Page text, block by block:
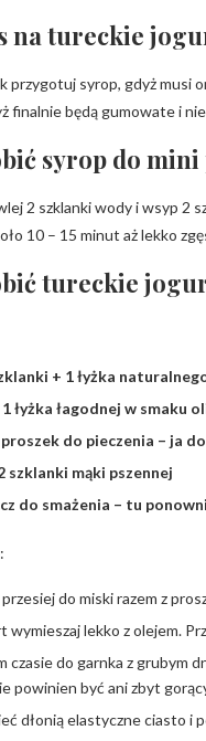
na tureckie
przygotuj syrop, gdyż musi
finalnie będą gumowate i
syrop do mini
2 szklanki wody i wsyp 2
10 – 15 minut aż lekko
tureckie
+ 1 łyżka
łyżka łagodnej w smaku
proszek do pieczenia – ja
szklanki mąki pszennej
do smażenia – tu
do miski razem z
wymieszaj lekko z olejem.
czasie do garnka z grubym
powinien być ani zbyt
dłonią elastyczne ciasto i